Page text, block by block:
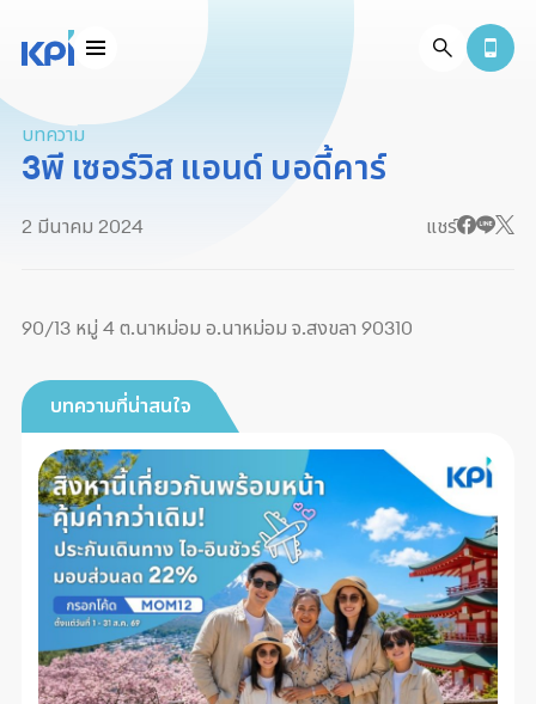
บทความ
3พี เซอร์วิส แอนด์ บอดี้คาร์
2 มีนาคม 2024 แชร์
90/13 หมู่ 4 ต.นาหม่อม อ.นาหม่อม จ.สงขลา 90310
บทความที่น่าสนใจ